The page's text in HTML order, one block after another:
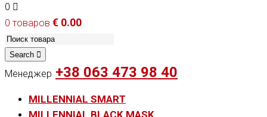
0
0 товаров € 0.00
Search
Менеджер +38 063 473 98 40
MILLENNIAL SMART
MILLENNIAL BLACK MASK